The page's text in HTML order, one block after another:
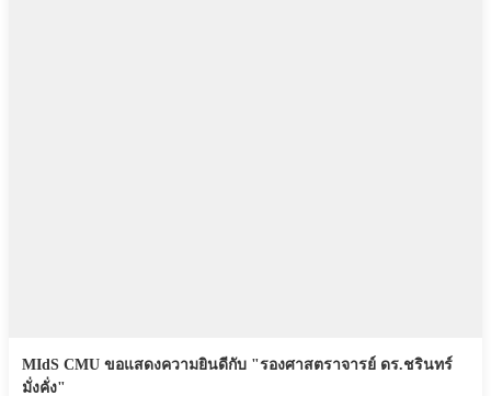
MIdS CMU ขอแสดงความยินดีกับ "รองศาสตราจารย์ ดร.ชรินทร์
มั่งคั่ง"